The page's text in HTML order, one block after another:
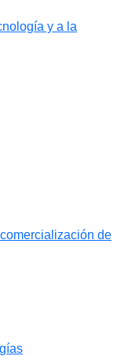
y a la
de